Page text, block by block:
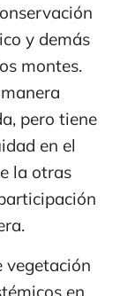
y demás
montes.
pero tiene
en el
la otras
vegetación
en